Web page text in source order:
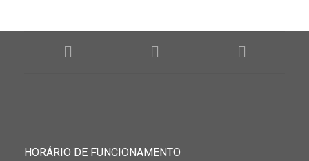
HORÁRIO DE FUNCIONAMENTO